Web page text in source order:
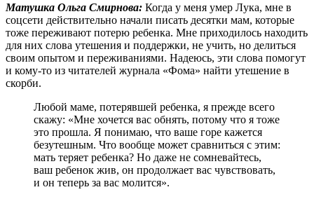
Матушка Ольга Смирнова: Когда у меня умер Лука, мне в
соцсети действительно начали писать десятки мам, которые
тоже переживают потерю ребенка. Мне приходилось находить
для них слова утешения и поддержки, не учить, но делиться
своим опытом и переживаниями. Надеюсь, эти слова помогут
и кому-то из читателей журнала «Фома» найти утешение в
скорби.
Любой маме, потерявшей ребенка, я прежде всего
скажу: «Мне хочется вас обнять, потому что я тоже
это прошла. Я понимаю, что ваше горе кажется
безутешным. Что вообще может сравниться с этим:
мать теряет ребенка? Но даже не сомневайтесь,
ваш ребенок жив, он продолжает вас чувствовать,
и он теперь за вас молится».